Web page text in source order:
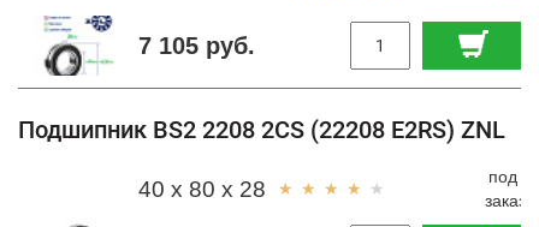
7 105 руб.
Подшипник BS2 2208 2CS (22208 E2RS) ZNL
под
заказ
40 x 80 x 28